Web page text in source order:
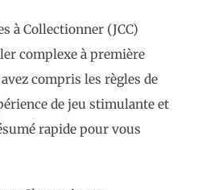
à Collectionner (JCC)
complexe à première
compris les règles de
de jeu stimulante et
rapide pour vous